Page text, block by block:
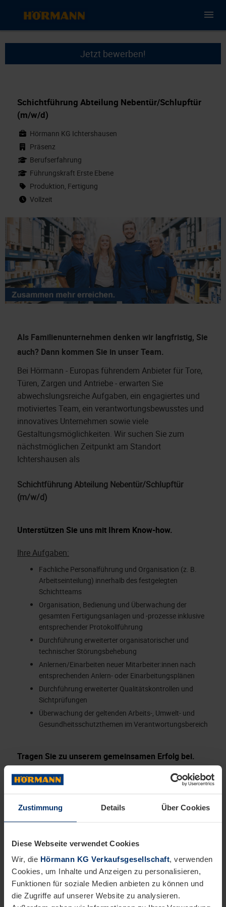
Zustimmung Details Über Cookies
Diese Webseite verwendet Cookies
Wir, die Hörmann KG Verkaufsgesellschaft, verwenden
Cookies, um Inhalte und Anzeigen zu personalisieren,
Funktionen für soziale Medien anbieten zu können und
die Zugriffe auf unserer Website zu analysieren.
Jetzt bewerben!
Schichtführung Abteilung Nebentür/Schlupftür
(m/w/d)
Hörmann KG Ichtershausen
Präsenz
Berufserfahrung
Führungskraft Erste Ebene
Produktion, Fertigung
Vollzeit
Als Familienunternehmen denken wir langfristig, Sie
auch? Dann kommen Sie in unser Team.
Bei Hörmann - Europas führendem Anbieter für Tore,
Türen, Zargen und Antriebe - erwarten Sie
abwechslungsreiche Aufgaben, ein engagiertes und
motiviertes Team, ein verantwortungsbewusstes und
innovatives Unternehmen sowie viele
Gestaltungsmöglichkeiten. Wir suchen Sie zum
nächstmöglichen Zeitpunkt am Standort
Ichtershausen als
Schichtführung Abteilung Nebentür/Schlupftür
(m/w/d)
Unterstützen Sie uns mit Ihrem Know-how.
Ihre Aufgaben:
Fachliche Personalführung und Organisation (z. B.
Arbeitseinteilung) innerhalb des festgelegten
Schichtteams
Organisation, Bedienung und Überwachung der
gesamten Fertigungsanlagen und -prozesse inklusive
entsprechender Protokollführung
Durchführung erweiterter organisatorischer und
technischer Störungsbehebung
Anlernen/Einarbeiten neuer Mitarbeiter:innen nach
entsprechenden Anlern- oder Einarbeitungsplänen
Durchführung erweiterter Qualitätskontrollen und
Sichtprüfungen
Überwachung der geltenden Arbeits-, Umwelt- und
Gesundheitsschutzthemen im Verantwortungsbereich
Tragen Sie zu unserem gemeinsamen Erfolg bei.
Das bringen Sie mit:
Mind. 3-jährige fachspezifische abgeschlossene
Berufsausbildung
Sorgfältige Arbeitsweise sowie analytisches und
Zuverlässigkeit, Eigeninitiative, Leistungsbereitschaft,
Teamfähigkeit und die Bereitschaft im
Mehrschichtbetrieb zu arbeiten
Fundierter Umgang mit Microsoft Office Programmen
Dies wäre wünschenswert: